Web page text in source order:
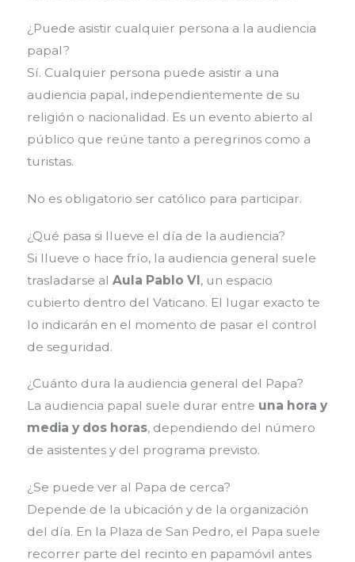
¿Puede asistir cualquier persona a la audiencia
papal?
Sí. Cualquier persona puede asistir a una
audiencia papal, independientemente de su
religión o nacionalidad. Es un evento abierto al
público que reúne tanto a peregrinos como a
turistas.
No es obligatorio ser católico para participar.
¿Qué pasa si llueve el día de la audiencia?
Si llueve o hace frío, la audiencia general suele
trasladarse al Aula Pablo VI, un espacio
cubierto dentro del Vaticano. El lugar exacto te
lo indicarán en el momento de pasar el control
de seguridad.
¿Cuánto dura la audiencia general del Papa?
La audiencia papal suele durar entre una hora y
media y dos horas, dependiendo del número
de asistentes y del programa previsto.
¿Se puede ver al Papa de cerca?
Depende de la ubicación y de la organización
del día. En la Plaza de San Pedro, el Papa suele
recorrer parte del recinto en papamóvil antes